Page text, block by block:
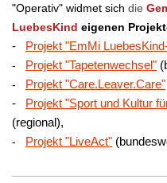
"Operativ" widmet sich die
LuebesKind eigenen
- Projekt "EmMi
- Projekt "Tapetenwechsel"
- Projekt "Care.Leaver.Care"
- Projekt "Sport und Kultur
(regional),
- Projekt "LiveAct"